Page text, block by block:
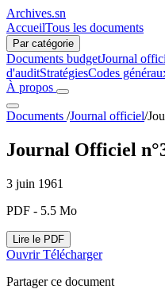
Archives.sn
AccueilTous les documents
Par catégorie
Documents budgetJournal
d'auditStratégiesCodes
À propos
Documents /Journal officiel/
Journal Officiel
3 juin 1961
PDF - 5.5 Mo
Lire le PDF
OuvrirTélécharger
Partager ce document